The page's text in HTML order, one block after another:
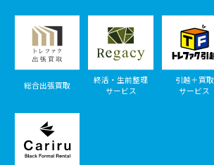
総合出張買取
終活・生前整理
サービス
引越＋買取
サービス